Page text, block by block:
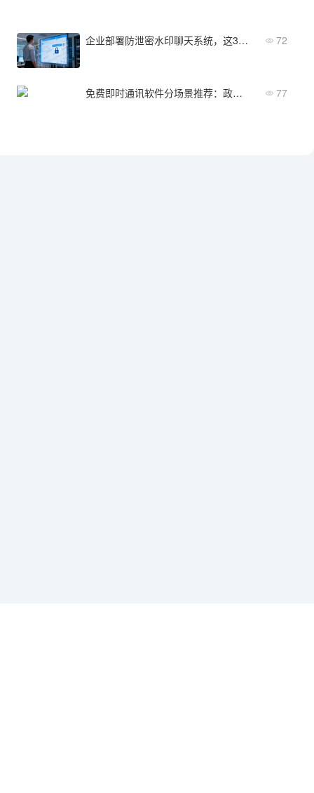
企业部署防泄密水印聊天系统，这3个注意事项必须提前了解 72
免费即时通讯软件分场景推荐：政企/金融/制造各适合哪款？ 77